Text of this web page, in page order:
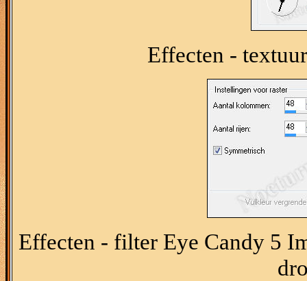
Effecten -
Effecten - filter Eye Candy 5